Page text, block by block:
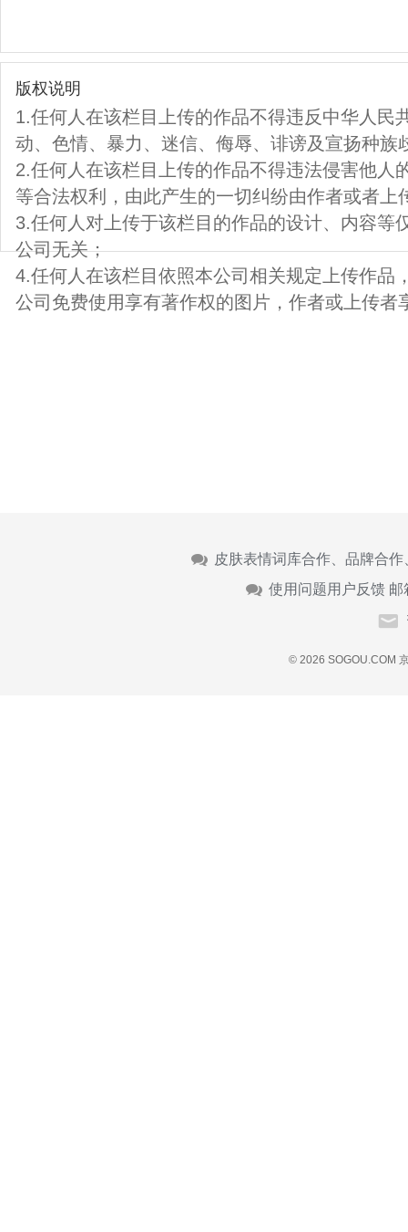
版权说明
1.任何人在该栏目上传的作品不得违反中华人民
动、色情、暴力、迷信、侮辱、诽谤及宣扬种族
2.任何人在该栏目上传的作品不得违法侵害他人
等合法权利，由此产生的一切纠纷由作者或者上
3.任何人对上传于该栏目的作品的设计、内容等
公司无关；
4.任何人在该栏目依照本公司相关规定上传作品
公司免费使用享有著作权的图片，作者或上传者
皮肤表情词库合作、品牌合
使用问题用户反馈 邮
© 2026 SOGOU.COM